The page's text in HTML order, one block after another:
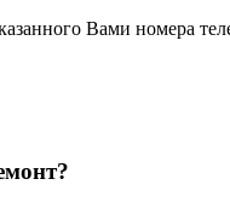
Вами номера